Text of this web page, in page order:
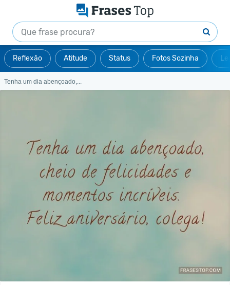
Reflexão Atitude Status Fotos Sozinha
Tenha um dia abençoado,...